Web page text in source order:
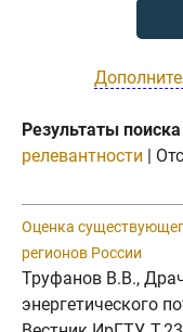
Результаты поиска
релевантности |
Оценка
регионов России
Труфанов В.В.,
энергетического